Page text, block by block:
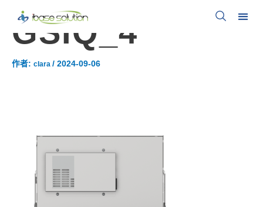
GSIQ_4
作者: clara / 2024-09-06